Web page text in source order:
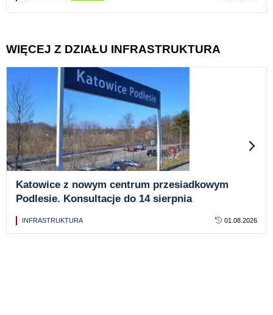
WIĘCEJ Z DZIAŁU INFRASTRUKTURA
Katowice z nowym centrum przesiadkowym
Podlesie. Konsultacje do 14 sierpnia
INFRASTRUKTURA 01.08.2026